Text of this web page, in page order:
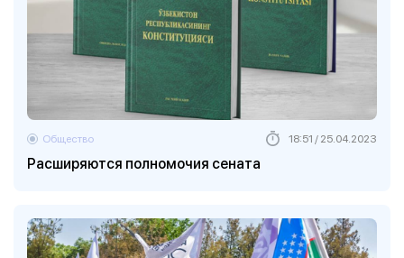
Расширяются полномочия сената
Общество 18:51 / 25.04.2023